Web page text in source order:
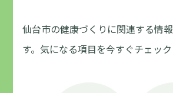
仙台市の健康づくりに関連する情
す。気になる項目を今すぐチェック